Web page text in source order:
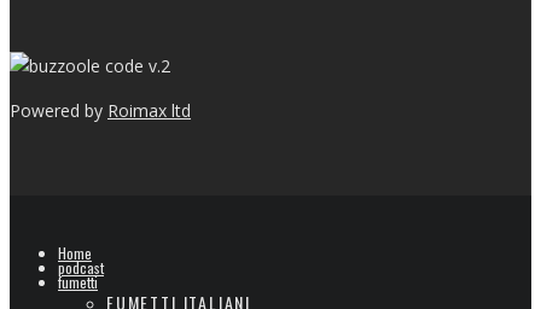
v.2
Powered by Roimax ltd
Home
podcast
fumetti
FUMETTI ITALIANI